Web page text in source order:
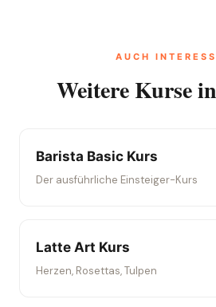
(Montag, Mittwoch,
AUCH
Weitere Kurse
Barista Basic Kurs
Der ausführliche Einsteiger-Kurs
Latte Art Kurs
Herzen, Rosettas, Tulpen